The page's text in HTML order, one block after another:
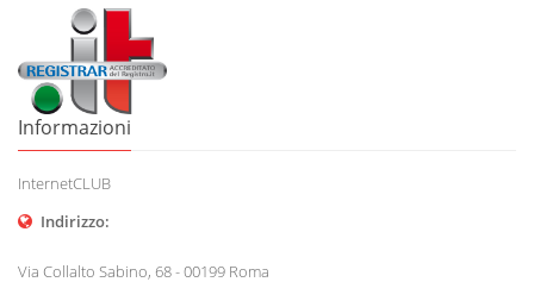
Informazioni
InternetCLUB
Indirizzo:
Via Collalto Sabino, 68 - 00199 Roma